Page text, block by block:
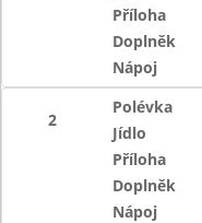
Příloha
Doplněk
Nápoj
2
Polévka
Jídlo
Příloha
Doplněk
Nápoj